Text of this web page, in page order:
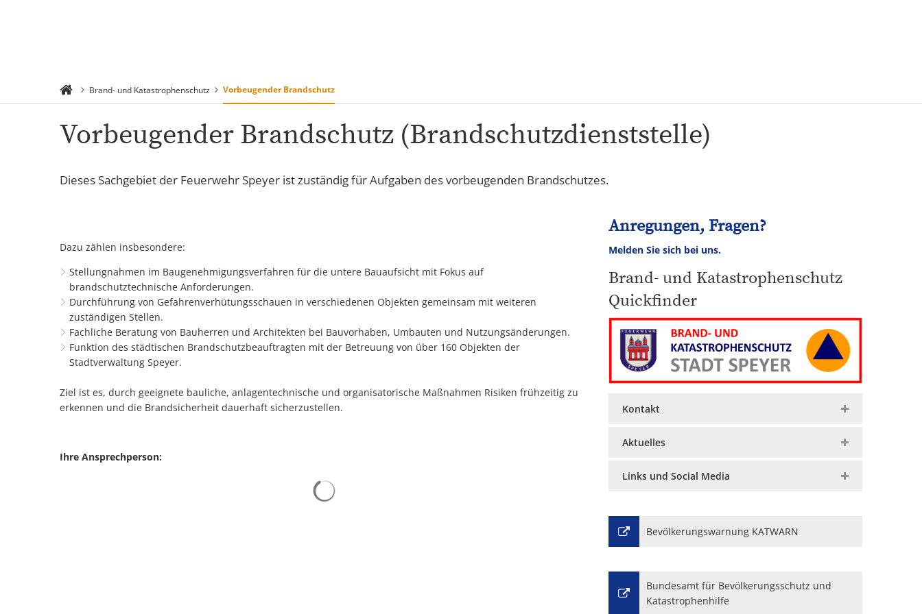
Brand- und Katastrophenschutz Vorbeugender Brandschutz
Vorbeugender Brandschutz (Brandschutzdienststelle)
Dieses Sachgebiet der Feuerwehr Speyer ist zuständig für Aufgaben des vorbeugenden Brandschutzes.
Dazu zählen insbesondere:
Stellungnahmen im Baugenehmigungsverfahren für die untere Bauaufsicht mit Fokus auf
brandschutztechnische Anforderungen.
Durchführung von Gefahrenverhütungsschauen in verschiedenen Objekten gemeinsam mit weiteren
zuständigen Stellen.
Fachliche Beratung von Bauherren und Architekten bei Bauvorhaben, Umbauten und Nutzungsänderungen.
Funktion des städtischen Brandschutzbeauftragten mit der Betreuung von über 160 Objekten der
Stadtverwaltung Speyer.
Ziel ist es, durch geeignete bauliche, anlagentechnische und organisatorische Maßnahmen Risiken frühzeitig zu
erkennen und die Brandsicherheit dauerhaft sicherzustellen.
Ihre Ansprechperson:
Anregungen, Fragen?
Melden Sie sich bei uns.
Brand- und Katastrophenschutz
Quickfinder
Kontakt
Aktuelles
Links und Social Media
Bevölkerungswarnung KATWARN
Bundesamt für Bevölkerungsschutz und
Katastrophenhilfe